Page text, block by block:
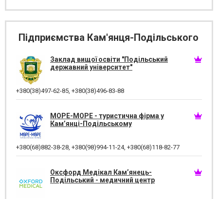
Підприємства Кам'янця-Подільського
Заклад вищої освіти "Подільський
державний університет"
+380(38)497-62-85 +380(38)496-83-88
МОРЕ-МОРЕ - туристична фірма у
Кам’янці-Подільському
+380(68)882-38-28 +380(98)994-11-24, +380(68)118-82-77
Оксфорд Медікал Кам’янець-
Подільський - медичний центр